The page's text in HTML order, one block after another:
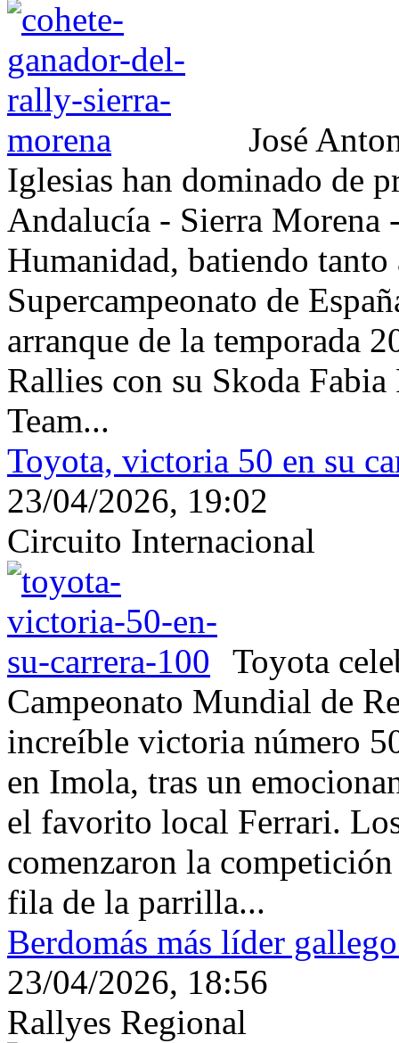
José
Iglesias han dominado de
Andalucía - Sierra Morena
Humanidad, batiendo tanto
Supercampeonato de
arranque de la temporada
Rallies con su Skoda
Team...
Toyota, victoria 50 en su
23/04/2026, 19:02
Circuito Internacional
Toyota
Campeonato Mundial de
increíble victoria número
en Imola, tras un
el favorito local Ferrari.
comenzaron la
fila de la parrilla...
Berdomás más líder
23/04/2026, 18:56
Rallyes Regional